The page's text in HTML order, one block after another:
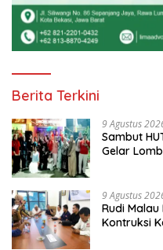
Berita Terkini
9 Agustus
Sambut
Gelar
9 Agustus
Rudi Malau
Kontruksi